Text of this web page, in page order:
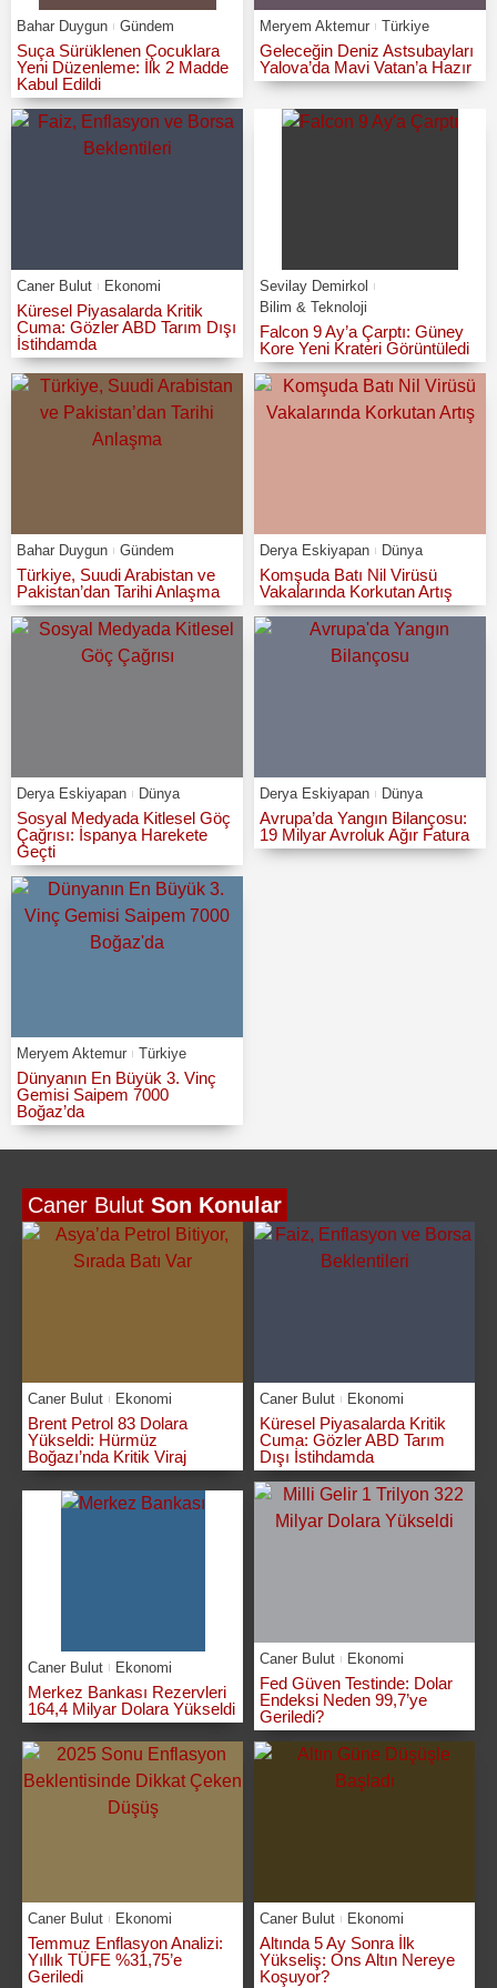
Bahar Duygun Gündem
Suça Sürüklenen Çocuklara
Yeni Düzenleme: İlk 2 Madde
Kabul Edildi
Meryem Aktemur Türkiye
Geleceğin Deniz Astsubayları
Yalova’da Mavi Vatan’a Hazır
Caner Bulut Ekonomi
Küresel Piyasalarda Kritik
Cuma: Gözler ABD Tarım Dışı
İstihdamda
Sevilay Demirkol
Bilim & Teknoloji
Falcon 9 Ay’a Çarptı: Güney
Kore Yeni Krateri Görüntüledi
Bahar Duygun Gündem
Türkiye, Suudi Arabistan ve
Pakistan’dan Tarihi Anlaşma
Derya Eskiyapan Dünya
Komşuda Batı Nil Virüsü
Vakalarında Korkutan Artış
Derya Eskiyapan Dünya
Sosyal Medyada Kitlesel Göç
Çağrısı: İspanya Harekete
Geçti
Derya Eskiyapan Dünya
Avrupa’da Yangın Bilançosu:
19 Milyar Avroluk Ağır Fatura
Meryem Aktemur Türkiye
Dünyanın En Büyük 3. Vinç
Gemisi Saipem 7000
Boğaz’da
Caner Bulut Son Konular
Caner Bulut Ekonomi
Brent Petrol 83 Dolara
Yükseldi: Hürmüz
Boğazı’nda Kritik Viraj
Caner Bulut Ekonomi
Küresel Piyasalarda Kritik
Cuma: Gözler ABD Tarım
Dışı İstihdamda
Caner Bulut Ekonomi
Merkez Bankası Rezervleri
164,4 Milyar Dolara Yükseldi
Caner Bulut Ekonomi
Fed Güven Testinde: Dolar
Endeksi Neden 99,7’ye
Geriledi?
Caner Bulut Ekonomi
Temmuz Enflasyon Analizi:
Yıllık TÜFE %31,75’e
Geriledi
Caner Bulut Ekonomi
Altında 5 Ay Sonra İlk
Yükseliş: Ons Altın Nereye
Koşuyor?